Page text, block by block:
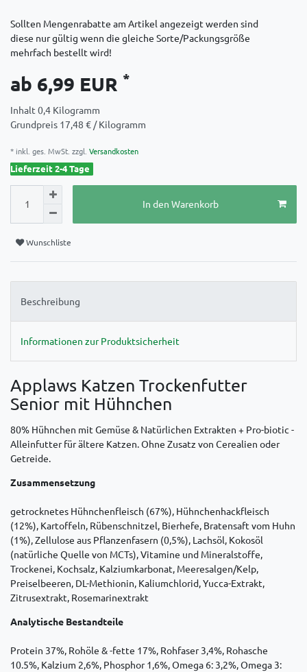
Sollten Mengenrabatte am Artikel angezeigt werden sind
diese nur gültig wenn die gleiche Sorte/Packungsgröße
mehrfach bestellt wird!
ab 6,99 EUR *
Inhalt 0,4 Kilogramm
Grundpreis 17,48 € / Kilogramm
* inkl. ges. MwSt. zzgl. Versandkosten
Lieferzeit 2-4 Tage
In den Warenkorb
Wunschliste
Beschreibung
Informationen zur Produktsicherheit
Applaws Katzen Trockenfutter
Senior mit Hühnchen
80% Hühnchen mit Gemüse & Natürlichen Extrakten + Pro-biotic -
Alleinfutter für ältere Katzen. Ohne Zusatz von Cerealien oder
Getreide.
Zusammensetzung
getrocknetes Hühnchenfleisch (67%), Hühnchenhackfleisch
(12%), Kartoffeln, Rübenschnitzel, Bierhefe, Bratensaft vom Huhn
(1%), Zellulose aus Pflanzenfasern (0,5%), Lachsöl, Kokosöl
(natürliche Quelle von MCTs), Vitamine und Mineralstoffe,
Trockenei, Kochsalz, Kalziumkarbonat, Meeresalgen/Kelp,
Preiselbeeren, DL-Methionin, Kaliumchlorid, Yucca-Extrakt,
Zitrusextrakt, Rosemarinextrakt
Analytische Bestandteile
Protein 37%, Rohöle & -fette 17%, Rohfaser 3,4%, Rohasche
10.5%, Kalzium 2,6%, Phosphor 1,6%, Omega 6: 3,2%, Omega 3: